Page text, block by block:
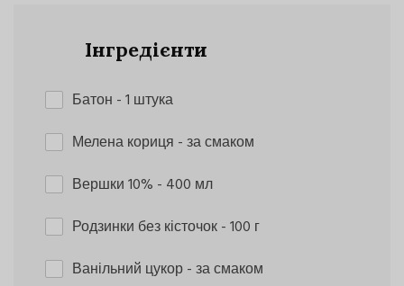
Інгредієнти
Батон - 1 штука
Мелена кориця - за смаком
Вершки 10% - 400 мл
Родзинки без кісточок- 100 г
Ванільний цукор- за смаком